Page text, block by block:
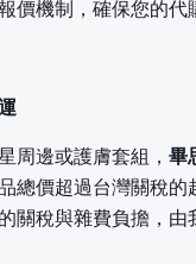
價機制，確保您的代
周邊或護膚套組， 畢
總價超過台灣關稅的
關稅與雜費負擔，由